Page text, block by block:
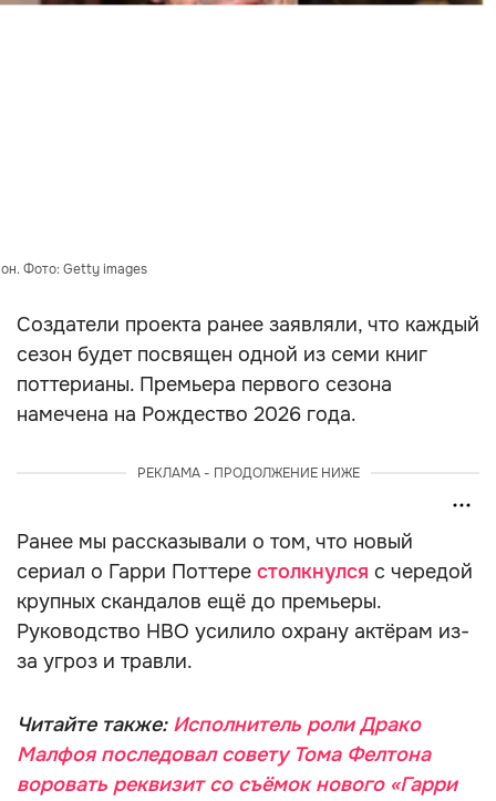
Фото: Getty images
Создатели проекта ранее заявляли, что каждый
сезон будет посвящен одной из семи книг
поттерианы. Премьера первого сезона
намечена на Рождество 2026 года.
РЕКЛАМА - ПРОДОЛЖЕНИЕ НИЖЕ
Ранее мы рассказывали о том, что новый
сериал о Гарри Поттере столкнулся с чередой
крупных скандалов ещё до премьеры.
Руководство HBO усилило охрану актёрам из-
за угроз и травли.
Читайте также: Исполнитель роли Драко
Малфоя последовал совету Тома Фелтона
воровать реквизит со съёмок нового «Гарри